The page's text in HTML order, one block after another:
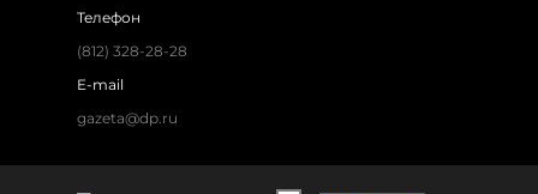
Телефон
(812) 328-28-28
E-mail
gazeta@dp.ru